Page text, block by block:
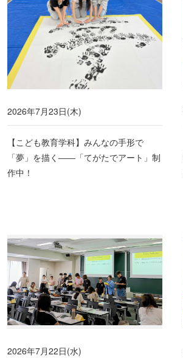
2026年7月23日(木)
【こども教育学科】みんなの手形で
「夢」を描く――「てがたでアート」制
作中！
2026年7月22日(水)